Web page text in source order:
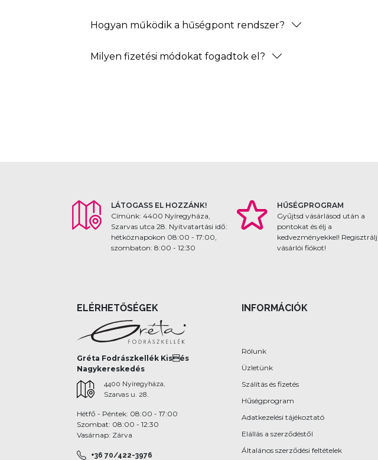
Hogyan működik a hűségpont rendszer?
Milyen fizetési módokat fogadtok el?
LÁTOGASS EL HOZZÁNK!
Címünk: 4400 Nyíregyháza,
Szarvas utca 28. Nyitvatartási idő:
hétköznapokon 08:00 - 17:00,
szombaton: 8:00 - 12:30
HŰSÉGPROGRAM
Gyűjtsd vásárlásod után a
pontokat és élj a
kedvezményekkel! Regisztrálj
vásárlói fiókot!
ELÉRHETŐSÉGEK
Gréta Fodrászkellék Kisés
Nagykereskedés
4400 Nyíregyháza,
Szarvas u. 28.
Hétfő - Péntek: 08:00 - 17:00
Szombat: 08:00 - 12:30
Vasárnap: Zárva
+36 70/422-3976
INFORMÁCIÓK
Rólunk
Üzletünk
Szálítás és fizetés
Hűségprogram
Adatkezelési tájékoztató
Elállás a szerződéstől
Általános szerződési feltételek